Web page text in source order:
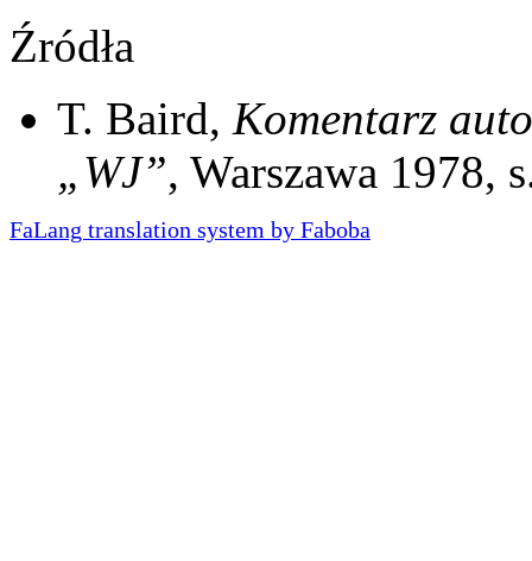
Źródła
T. Baird, Komentarz
„WJ”, Warszawa 1978,
FaLang translation system by Faboba